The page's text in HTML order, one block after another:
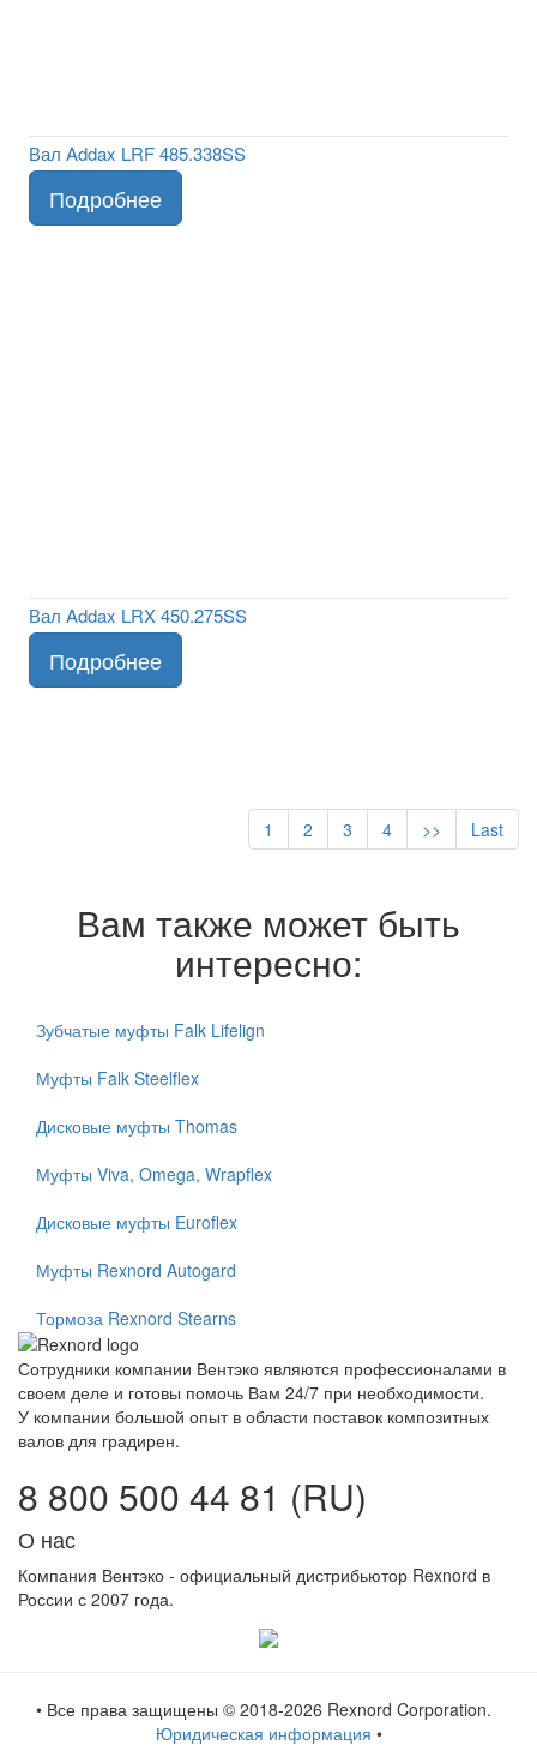
Вал Addax LRF 485.338SS
Вал Addax LRX 450.275SS
1 2 3 4 >> Last
Вам также может быть
интересно:
Зубчатые муфты Falk Lifelign
Муфты Falk Steelflex
Дисковые муфты Thomas
Муфты Viva, Omega, Wrapflex
Дисковые муфты Euroflex
Муфты Rexnord Autogard
Тормоза Rexnord Stearns
Сотрудники компании Вентэко являются профессионалами в
своем деле и готовы помочь Вам 24/7 при необходимости.
У компании большой опыт в области поставок композитных
валов для градирен.
8 800 500 44 81 (RU)
О нас
Компания Вентэко - официальный дистрибьютор Rexnord в
России с 2007 года.
• Все права защищены © 2018-2026 Rexnord Corporation.
Юридическая информация •